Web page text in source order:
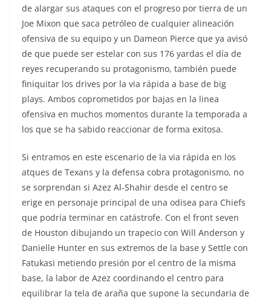
de alargar sus ataques con el progreso por tierra de un
Joe Mixon que saca petróleo de cualquier alineación
ofensiva de su equipo y un Dameon Pierce que ya avisó
de que puede ser estelar con sus 176 yardas el día de
reyes recuperando su protagonismo, también puede
finiquitar los drives por la via rápida a base de big
plays. Ambos coprometidos por bajas en la linea
ofensiva en muchos momentos durante la temporada a
los que se ha sabido reaccionar de forma exitosa.
Si entramos en este escenario de la via rápida en los
atques de Texans y la defensa cobra protagonismo, no
se sorprendan si Azez Al-Shahir desde el centro se
erige en personaje principal de una odisea para Chiefs
que podría terminar en catástrofe. Con el front seven
de Houston dibujando un trapecio con Will Anderson y
Danielle Hunter en sus extremos de la base y Settle con
Fatukasi metiendo presión por el centro de la misma
base, la labor de Azez coordinando el centro para
equilibrar la tela de araña que supone la secundaria de